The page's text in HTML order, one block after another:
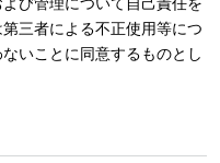
び管理について自己責任を
三者による不正使用等につ
いことに同意するものとし